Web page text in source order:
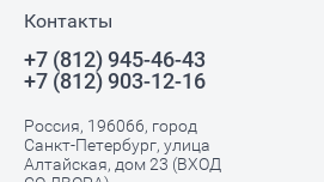
Контакты
+7 (812) 945-46-43
+7 (812) 903-12-16
Россия, 196066, город
Санкт-Петербург, улица
Алтайская, дом 23 (ВХОД